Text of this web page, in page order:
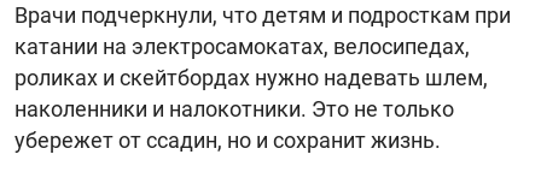
Врачи подчеркнули, что детям и подросткам при
катании на электросамокатах, велосипедах,
роликах и скейтбордах нужно надевать шлем,
наколенники и налокотники. Это не только
убережет от ссадин, но и сохранит жизнь.